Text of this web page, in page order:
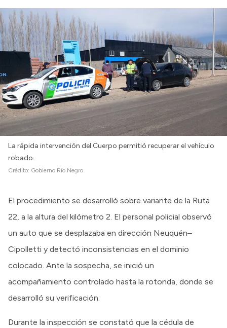
La rápida intervención del Cuerpo permitió recuperar el vehículo
robado.
Crédito: Gobierno Río Negro
El procedimiento se desarrolló sobre variante de la Ruta
22, a la altura del kilómetro 2. El personal policial observó
un auto que se desplazaba en dirección Neuquén–
Cipolletti y detectó inconsistencias en el dominio
colocado. Ante la sospecha, se inició un
acompañamiento controlado hasta la rotonda, donde se
desarrolló su verificación.
Durante la inspección se constató que la cédula de